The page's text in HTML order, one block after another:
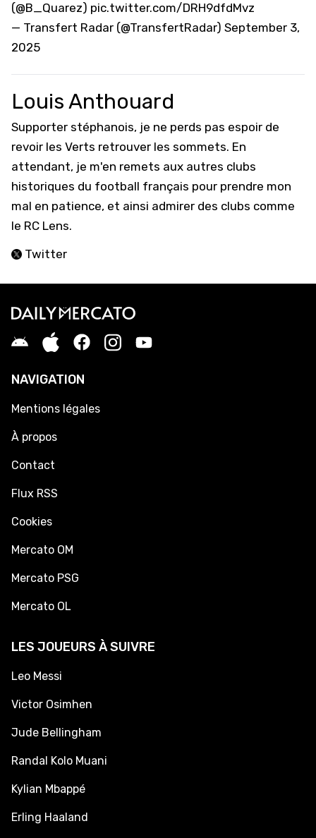
(@B_Quarez) pic.twitter.com/DRH9dfdMvz
— Transfert Radar (@TransfertRadar) September 3,
2025
Louis Anthouard
Supporter stéphanois, je ne perds pas espoir de
revoir les Verts retrouver les sommets. En
attendant, je m'en remets aux autres clubs
historiques du football français pour prendre mon
mal en patience, et ainsi admirer des clubs comme
le RC Lens.
Twitter
NAVIGATION
Mentions légales
À propos
Contact
Flux RSS
Cookies
Mercato OM
Mercato PSG
Mercato OL
LES JOUEURS À SUIVRE
Leo Messi
Victor Osimhen
Jude Bellingham
Randal Kolo Muani
Kylian Mbappé
Erling Haaland